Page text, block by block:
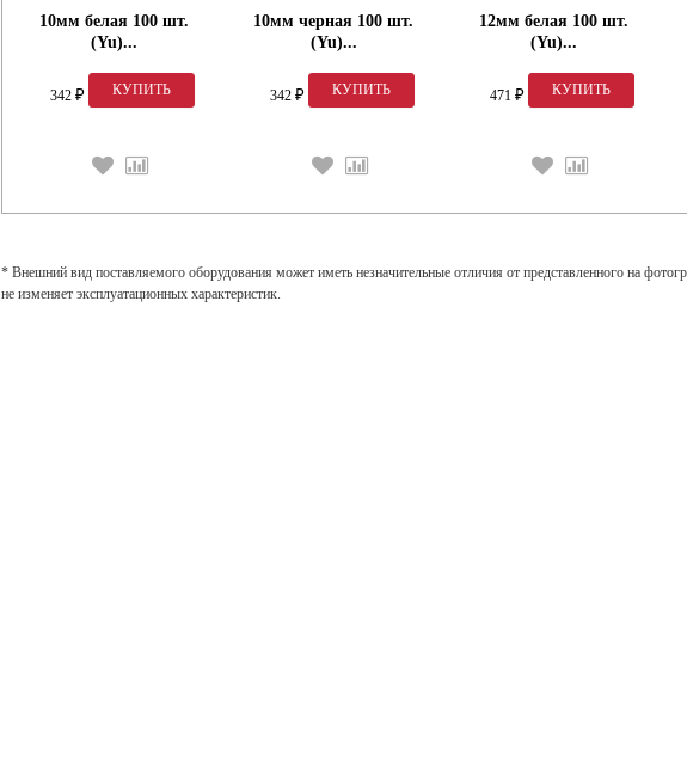
10мм белая 100 шт.
(Yu)...
342 ₽
10мм черная 100 шт.
(Yu)...
342 ₽
12мм белая 100 шт.
(Yu)...
471 ₽
* Внешний вид поставляемого оборудования может иметь незначительные отличия от представленного на
не изменяет эксплуатационных характеристик.